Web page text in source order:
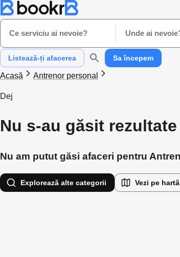
Ce serviciu ai nevoie? Unde ai
Listează-ți afacerea Sa începem
Acasă Antrenor personal
Dej
Nu s-au găsit
Nu am putut găsi afaceri pentru
Explorează alte categorii Vezi pe hartă